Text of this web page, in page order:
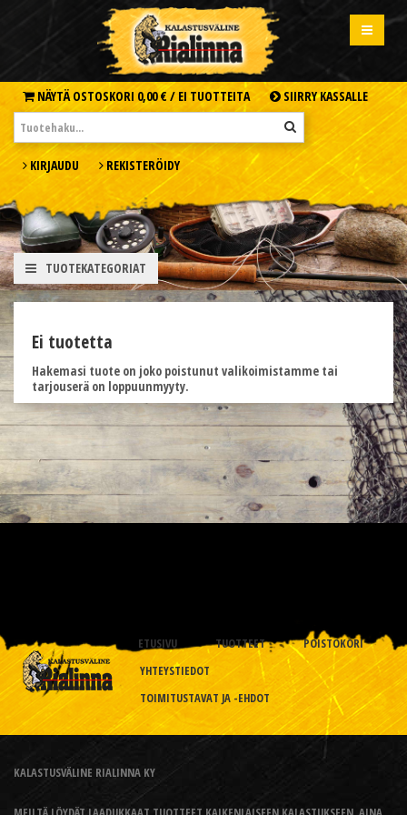
NÄYTÄ OSTOSKORI 0,00 € / EI TUOTTEITA SIIRRY KASSALLE
KIRJAUDU REKISTERÖIDY
TUOTEKATEGORIAT
Ei tuotetta
Hakemasi tuote on joko poistunut valikoimistamme tai
tarjouserä on loppuunmyyty.
ETUSIVU TUOTTEET
POISTOKORI
YHTEYSTIEDOT
TOIMITUSTAVAT JA -EHDOT
KALASTUSVÄLINE RIALINNA KY